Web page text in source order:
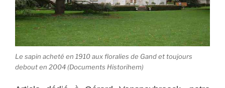
Le sapin acheté en 1910 aux floralies de Gand et toujours
debout en 2004 (Documents Historihem)